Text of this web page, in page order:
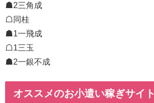
☗2三角成
☖同桂
☗1一飛成
☖1三玉
☗2一銀不成
オススメのお小遣い稼ぎサイト